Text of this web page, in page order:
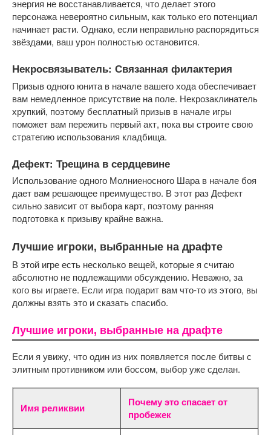
энергия не восстанавливается, что делает этого
персонажа невероятно сильным, как только его потенциал
начинает расти. Однако, если неправильно распорядиться
звёздами, ваш урон полностью остановится.
Некросвязыватель: Связанная филактерия
Призыв одного юнита в начале вашего хода обеспечивает
вам немедленное присутствие на поле. Некрозаклинатель
хрупкий, поэтому бесплатный призыв в начале игры
поможет вам пережить первый акт, пока вы строите свою
стратегию использования кладбища.
Дефект: Трещина в сердцевине
Использование одного Молниеносного Шара в начале боя
дает вам решающее преимущество. В этот раз Дефект
сильно зависит от выбора карт, поэтому ранняя
подготовка к призыву крайне важна.
Лучшие игроки, выбранные на драфте
В этой игре есть несколько вещей, которые я считаю
абсолютно не подлежащими обсуждению. Неважно, за
кого вы играете. Если игра подарит вам что-то из этого, вы
должны взять это и сказать спасибо.
Лучшие игроки, выбранные на драфте
Если я увижу, что один из них появляется после битвы с
элитным противником или боссом, выбор уже сделан.
Имя реликвии
Почему это спасает от
пробежек